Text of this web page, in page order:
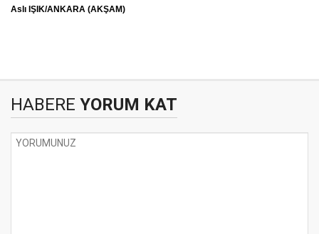
Aslı IŞIK/ANKARA (AKŞAM)
HABERE YORUM KAT